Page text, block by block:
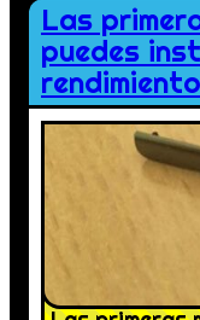
Las
puedes
rendimiento